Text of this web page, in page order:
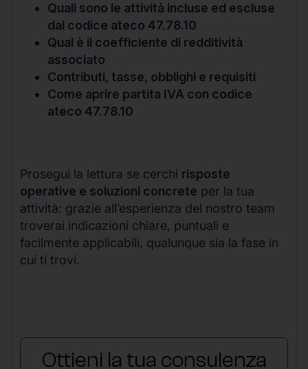
Quali sono le attività incluse ed escluse
dal codice ateco 47.78.10
Qual è il coefficiente di redditività
associato
Contributi, tasse, obblighi e requisiti
Come aprire partita IVA con codice
ateco 47.78.10
Prosegui la lettura se cerchi risposte
operative e soluzioni concrete per la tua
attività: grazie all’esperienza del nostro team
troverai indicazioni chiare, puntuali e
facilmente applicabili, qualunque sia la fase in
cui ti trovi.
Ottieni la tua consulenza